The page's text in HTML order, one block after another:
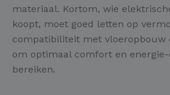
materiaal. Kortom, wie
koopt, moet goed letten op
compatibiliteit met vloeropbouw
om optimaal comfort en
bereiken.